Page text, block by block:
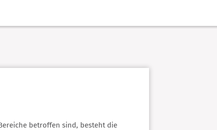
betroffen sind, besteht die